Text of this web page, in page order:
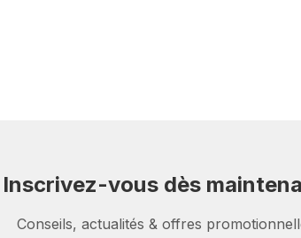
Inscrivez-vous dès
Conseils, actualités & offres